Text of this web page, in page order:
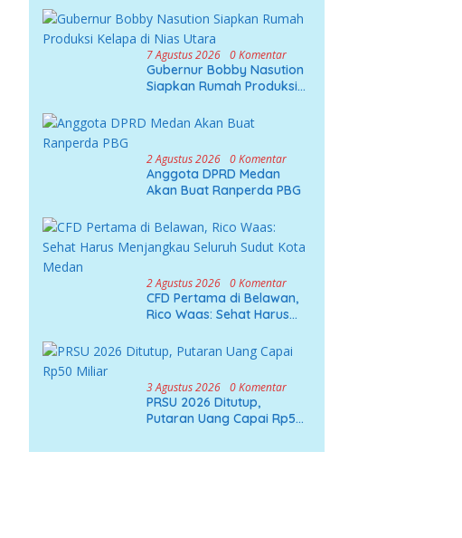
7 Agustus 2026 0 Komentar
Gubernur Bobby Nasution
Siapkan Rumah Produksi
2 Agustus 2026 0 Komentar
Anggota DPRD Medan
Akan Buat Ranperda PBG
2 Agustus 2026 0 Komentar
CFD Pertama di Belawan,
Rico Waas: Sehat Harus
Kota Medan
3 Agustus 2026 0 Komentar
PRSU 2026 Ditutup,
Putaran Uang Capai Rp50